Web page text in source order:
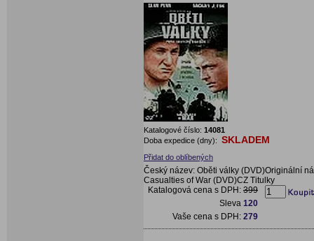
Katalogové číslo: 14081
Doba expedice (dny): SKLADEM
Přidat do oblíbených
Český název: Oběti války (DVD)Originální
Casualties of War (DVD)CZ Titulky
Katalogová cena s DPH: 399
Sleva 120
Vaše cena s DPH: 279